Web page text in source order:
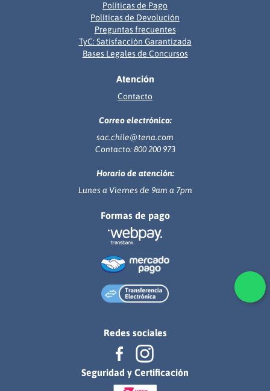
Políticas de Pago
Políticas de Devolución
Preguntas frecuentes
TyC: Satisfacción Garantizada
Bases Legales de Concursos
Atención
Contacto
Correo electrónico:
sac.chile@tena.com
Contacto: 800 200 973
Horario de atención:
Lunes a Viernes de 9am a 7pm
Formas de pago
Redes sociales
Seguridad y Certificación